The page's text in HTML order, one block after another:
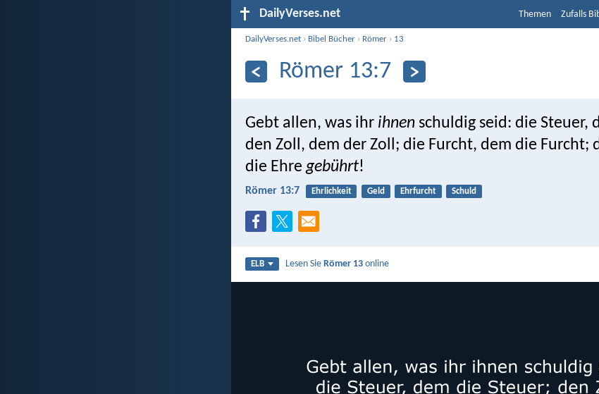
DailyVerses.net Themen Zufalls
DailyVerses.net › Bibel Bücher › Römer › 13
Römer 13:7
Gebt allen, was ihr ihnen schuldig seid: die Steuer,
den Zoll, dem der Zoll; die Furcht, dem die Furcht;
die Ehre gebührt!
Römer 13:7 Ehrlichkeit Geld Ehrfurcht Schuld
ELB Lesen SieRömer 13 online